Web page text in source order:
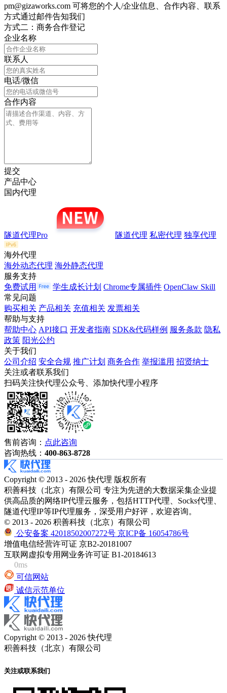
pm@gizaworks.com 可将您的个人/企业信息、合作内容、联系
方式通过邮件告知我们
方式二：商务合作登记
企业名称
联系人
电话/微信
合作内容
提交
产品中心
国内代理
隧道代理Pro 隧道代理 私密代理 独享代理
海外代理
海外动态代理 海外静态代理
服务支持
免费试用
学生成长计划 Chrome专属插件 OpenClaw Skill
常见问题
购买相关 产品相关 充值相关 发票相关
帮助与支持
帮助中心 API接口 开发者指南 SDK&代码样例 服务条款 隐私
政策 阳光公约
关于我们
公司介绍 安全合规 推广计划 商务合作 举报滥用 招贤纳士
关注或者联系我们
扫码关注快代理公众号、添加快代理小程序
售前咨询： 点此咨询
咨询热线： 400-863-8728
Copyright © 2013 - 2026 快代理 版权所有
积善科技（北京）有限公司 专注为先进的大数据采集企业提
供高品质的网络IP代理云服务，包括HTTP代理、Socks代理、
隧道代理IP等IP代理服务，深受用户好评，欢迎咨询。
© 2013 - 2026 积善科技（北京）有限公司
公安备案 42018502007272号 京ICP备 16054786号
增值电信经营许可证 京B2-20181007
互联网虚拟专用网业务许可证 B1-20184613
0ms
可信网站
诚信示范单位
Copyright © 2013 - 2026 快代理
积善科技（北京）有限公司
关注或联系我们